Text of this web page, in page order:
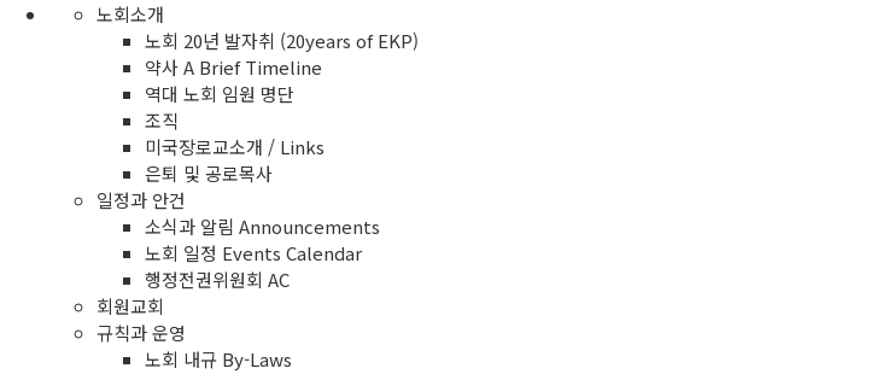
노회소개
노회 20년 발자취 (20years of EKP)
약사 A Brief Timeline
역대 노회 임원 명단
조직
미국장로교소개 / Links
은퇴 및 공로목사
일정과 안건
소식과 알림 Announcements
노회 일정 Events Calendar
행정전권위원회 AC
회원교회
규칙과 운영
노회 내규 By-Laws